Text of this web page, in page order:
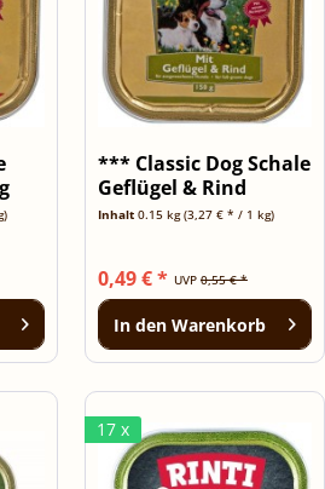
*** Classic Dog Schale
Geflügel & Rind
150g...
Inhalt 0.15 kg(3,27 € * / 1 kg)
UVP 0,55 € *
0,49 € *
In den Warenkorb
17 x